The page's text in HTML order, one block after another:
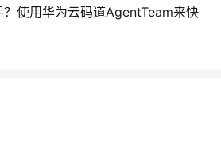
使用华为云码道AgentTeam来快